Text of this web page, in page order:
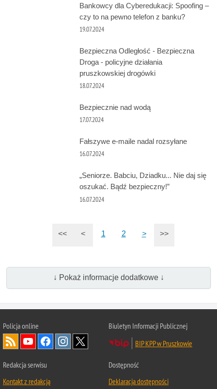
Bankowcy dla Cyberedukacji: Spoofing –
czy to na pewno telefon z banku?
19.07.2024
Bezpieczna Odległość - Bezpieczna
Droga - policyjne działania
pruszkowskiej drogówki
18.07.2024
Bezpiecznie nad wodą
17.07.2024
Fałszywe e-maile nadal rozsyłane
16.07.2024
„Seniorze. Babciu, Dziadku... Nie daj się
oszukać. Bądź bezpieczny!”
16.07.2024
<< < 1 2 > >>
↓ Pokaż informacje dodatkowe ↓
Policja online
Biuletyn Informacji Publicznej
BIP KPP w Pruszkowie
Redakcja serwisu
Kontakt z redakcją
Dostępność
Deklaracja dostępności